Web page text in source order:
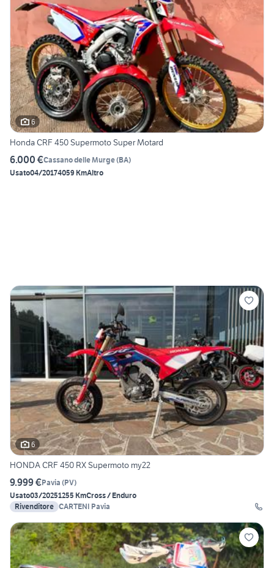
6
Honda CRF 450 Supermoto Super Motard
6.000 €Cassano delle Murge(BA)
Usato04/20174059 KmAltro
6
HONDA CRF 450 RX Supermoto my22
9.999 €Pavia (PV)
Usato03/20251255 KmCross / Enduro
Rivenditore CARTENI Pavia